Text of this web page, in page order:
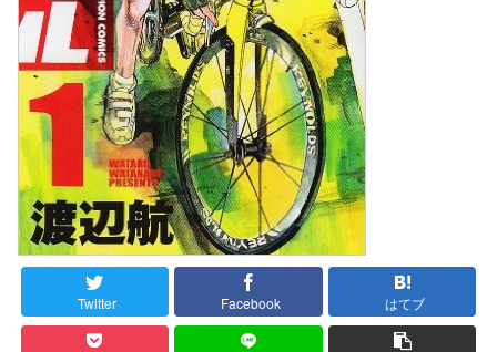
Twitter Facebook はてブ